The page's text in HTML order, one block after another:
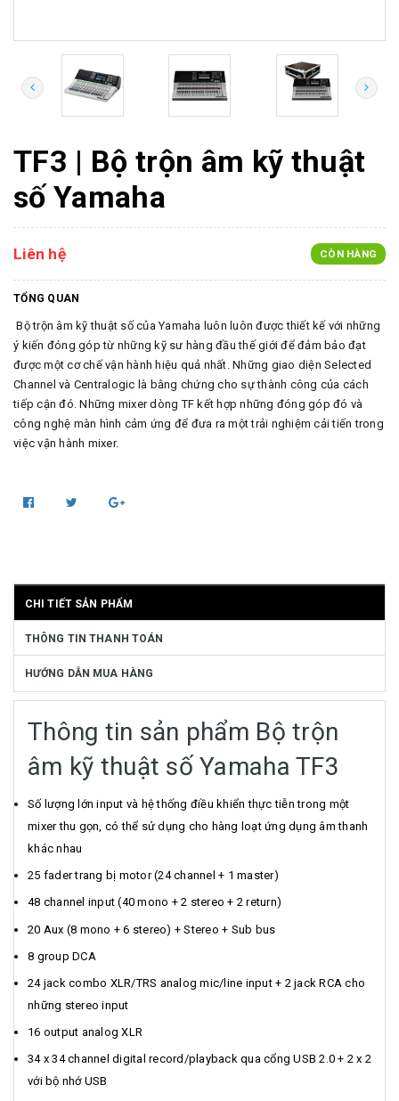
TF3 | Bộ trộn âm kỹ thuật
số Yamaha
Liên hệ CÒN HÀNG
TỔNG QUAN
Bộ trộn âm kỹ thuật số của Yamaha luôn luôn được thiết kế với những
ý kiến đóng góp từ những kỹ sư hàng đầu thế giới để đảm bảo đạt
được một cơ chế vận hành hiệu quả nhất. Những giao diện Selected
Channel và Centralogic là bằng chứng cho sự thành công của cách
tiếp cận đó. Những mixer dòng TF kết hợp những đóng góp đó và
công nghệ màn hình cảm ứng để đưa ra một trải nghiệm cải tiến trong
việc vận hành mixer.
CHI TIẾT SẢN PHẨM
THÔNG TIN THANH TOÁN
HƯỚNG DẪN MUA HÀNG
Thông tin sản phẩm Bộ trộn
âm kỹ thuật số Yamaha TF3
Số lượng lớn input và hệ thống điều khiển thực tiễn trong một
mixer thu gọn, có thể sử dụng cho hàng loạt ứng dụng âm thanh
khác nhau
25 fader trang bị motor (24 channel + 1 master)
48 channel input (40 mono + 2 stereo + 2 return)
20 Aux (8 mono + 6 stereo) + Stereo + Sub bus
8 group DCA
24 jack combo XLR/TRS analog mic/line input + 2 jack RCA cho
những stereo input
16 output analog XLR
34 x 34 channel digital record/playback qua cổng USB 2.0 + 2 x 2
với bộ nhớ USB